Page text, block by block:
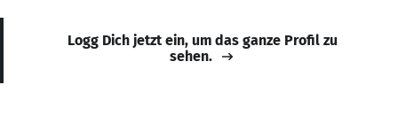
Logg Dich jetzt ein, um das ganze Profil zu
sehen.